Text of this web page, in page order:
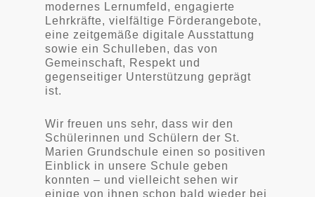
modernes Lernumfeld, engagierte
Lehrkräfte, vielfältige Förderangebote,
eine zeitgemäße digitale Ausstattung
sowie ein Schulleben, das von
Gemeinschaft, Respekt und
gegenseitiger Unterstützung geprägt
ist.
Wir freuen uns sehr, dass wir den
Schülerinnen und Schülern der St.
Marien Grundschule einen so positiven
Einblick in unsere Schule geben
konnten – und vielleicht sehen wir
einige von ihnen schon bald wieder bei